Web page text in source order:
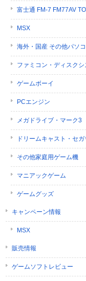
富士通 FM-7 FM77AV
MSX
海外・国産 その他パソ
ファミコン・ディスク
ゲームボーイ
PCエンジン
メガドライブ・マーク3
ドリームキャスト・セ
その他家庭用ゲーム機
マニアックゲーム
ゲームグッズ
キャンペーン情報
MSX
販売情報
ゲームソフトレビュー